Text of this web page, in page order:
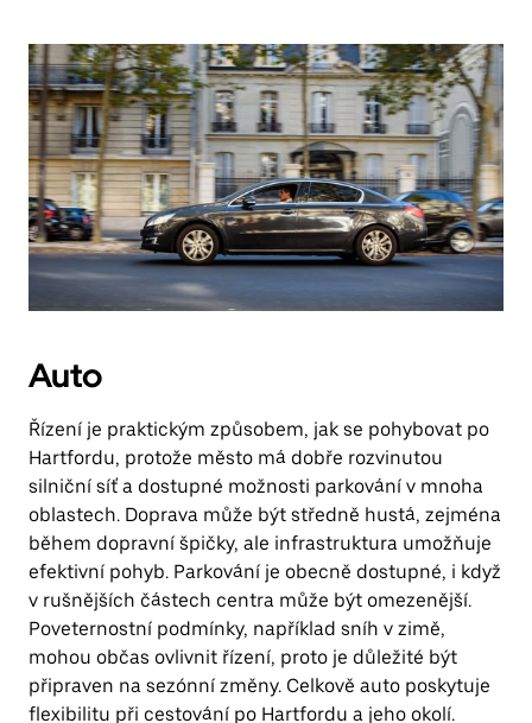
Auto
Řízení je praktickým způsobem, jak se pohybovat po
Hartfordu, protože město má dobře rozvinutou
silniční síť a dostupné možnosti parkování v mnoha
oblastech. Doprava může být středně hustá, zejména
během dopravní špičky, ale infrastruktura umožňuje
efektivní pohyb. Parkování je obecně dostupné, i když
v rušnějších částech centra může být omezenější.
Poveternostní podmínky, například sníh v zimě,
mohou občas ovlivnit řízení, proto je důležité být
připraven na sezónní změny. Celkově auto poskytuje
flexibilitu při cestování po Hartfordu a jeho okolí.